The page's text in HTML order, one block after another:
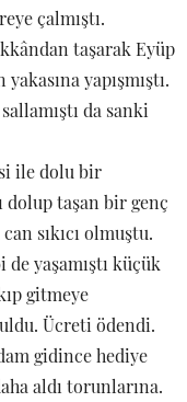
çalmıştı.
taşarak Eyüp
yapışmıştı.
da sanki
ile dolu bir
dolup taşan bir genç
sıkıcı olmuştu.
yaşamıştı küçük
gitmeye
Ücreti ödendi.
gidince hediye
aldı torunlarına.